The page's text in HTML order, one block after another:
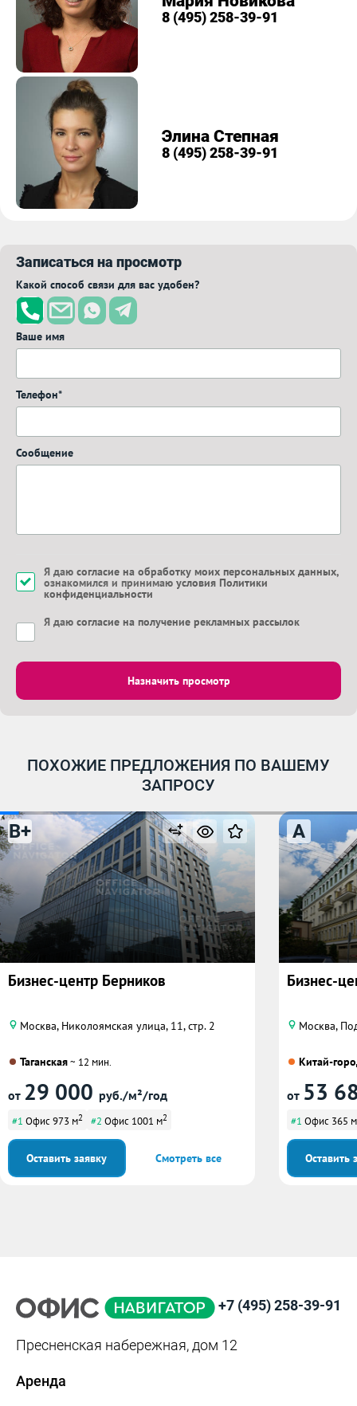
8 (495) 258-39-91
Элина Степная
8 (495) 258-39-91
Записаться на просмотр
Какой способ связи для вас удобен?
Ваше имя
Телефон*
Сообщение
Я даю согласие на обработку моих персональных данных,
ознакомился и принимаю условия Политики
конфиденциальности
Я даю согласие на получение рекламных рассылок
Назначить просмотр
ПОХОЖИЕ ПРЕДЛОЖЕНИЯ ПО ВАШЕМУ
ЗАПРОСУ
B+
Бизнес-центр Берников
Москва, Николоямская улица, 11, стр. 2
Таганская~ 12 мин.
от 29 000 руб./м²/год
#1 Офис 973 м2 #2 Офис 1001 м2
Оставить заявку Смотреть все
A
Бизнес-
Москва,
Китай-
от 53
#1 Офис 365 м
Оставить
+7 (495) 258-39-91
Пресненская набережная, дом 12
Аренда